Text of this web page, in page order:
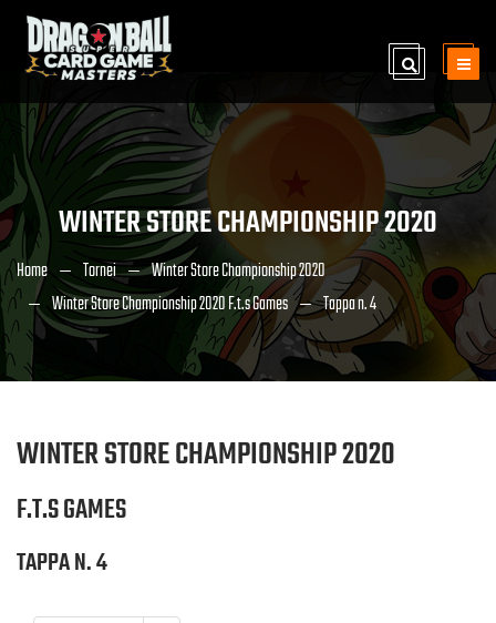
WINTER STORE CHAMPIONSHIP 2020
Home Tornei
Winter Store Championship 2020
Winter Store Championship 2020 F.t.s Games
Tappa n. 4
WINTER STORE CHAMPIONSHIP 2020
F.T.S GAMES
TAPPA N. 4